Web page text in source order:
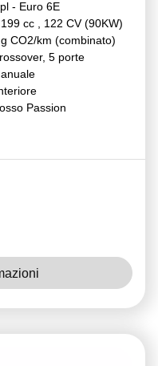
- Euro 6E
cc , 122 CV (90KW)
CO2/km (combinato)
5 porte
Passion